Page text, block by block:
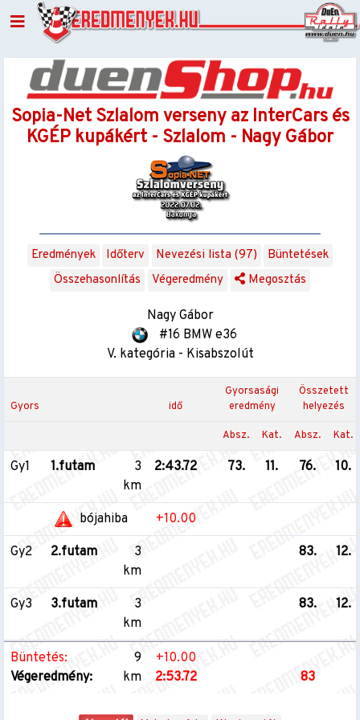
Sopia-Net Szlalom verseny az InterCars és
KGÉP kupákért - Szlalom - Nagy Gábor
Eredmények Időterv Nevezési lista (97)
Büntetések
Összehasonlítás
Végeredmény Megosztás
Nagy Gábor
#16 BMW e36
V. kategória - Kisabszolút
Gyors idő
Gyorsasági
eredmény
Összetett
helyezés
Absz. Kat. Absz. Kat.
Gy1 1.futam
3
km
2:43.72 73. 11. 76. 10.
bójahiba +10.00
Gy2 2.futam
3
km
83. 12.
Gy3 3.futam
3
km
83. 12.
Büntetés:
Végeredmény:
9
km
+10.00
2:53.72
83